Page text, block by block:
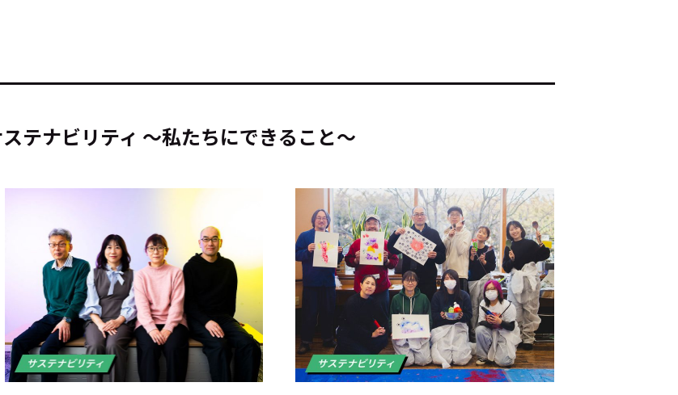
#サステナブルな取り組み
#リクルート
にあたって Cookie Settings お問い合わせ JP EN
テナビリティ ～私たちにできること～